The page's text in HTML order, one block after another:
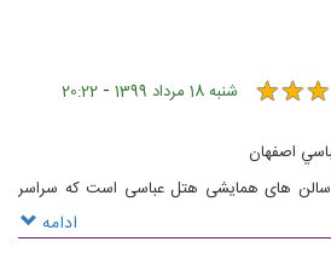
★★★
★★★ شنبه 18 مرداد 1399 -
20:22
اصفهان
سالن های همایشی هتل عباسی است که سراسر
ادامه